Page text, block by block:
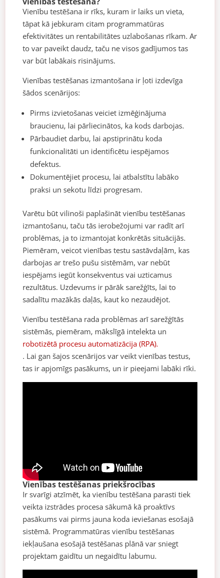
Vienību testēšana ir rīks, kuram ir laiks un vieta,
tāpat kā jebkuram citam programmatūras
efektivitātes un rentabilitātes uzlabošanas rīkam. Ar
to var paveikt daudz, taču ne visos gadījumos tas
var būt labākais risinājums.
Vienības testēšanas izmantošana ir ļoti izdevīga
šādos scenārijos:
Pirms izvietošanas veiciet izmēģinājuma
braucienu, lai pārliecinātos, ka kods darbojas.
Pārbaudiet darbu, lai apstiprinātu koda
funkcionalitāti un identificētu iespējamos
defektus.
Dokumentējiet procesu, lai atbalstītu labāko
praksi un sekotu līdzi progresam.
Varētu būt vilinoši paplašināt vienību testēšanas
izmantošanu, taču tās ierobežojumi var radīt arī
problēmas, ja to izmantojat konkrētās situācijās.
Piemēram, veicot vienības testu sastāvdaļām, kas
darbojas ar trešo pušu sistēmām, var nebūt
iespējams iegūt konsekventus vai uzticamus
rezultātus. Uzdevums ir pārāk sarežģīts, lai to
sadalītu mazākās daļās, kaut ko nezaudējot.
Vienību testēšana rada problēmas arī sarežģītās
sistēmās, piemēram, mākslīgā intelekta un
robotizētā procesu automatizācija (RPA).
. Lai gan šajos scenārijos var veikt vienības testus,
tas ir apjomīgs pasākums, un ir pieejami labāki rīki.
Vienības testēšanas priekšrocības
Ir svarīgi atzīmēt, ka vienību testēšana parasti tiek
veikta izstrādes procesa sākumā kā proaktīvs
pasākums vai pirms jauna koda ieviešanas esošajā
sistēmā. Programmatūras vienību testēšanas
iekļaušana esošajā testēšanas plānā var sniegt
projektam gaidītu un negaidītu labumu.